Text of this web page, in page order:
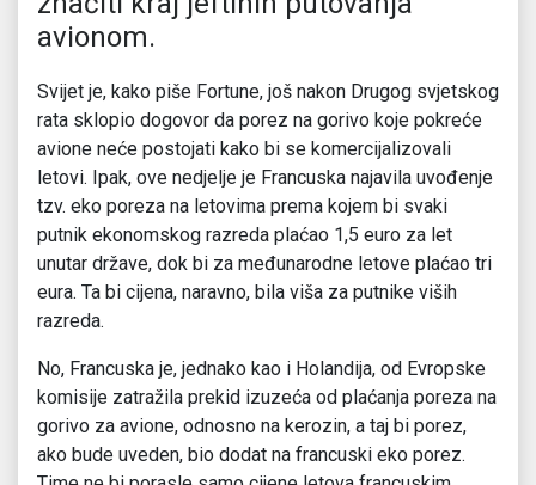
avionom.
Svijet je, kako piše Fortune, još nakon Drugog svjetskog
rata sklopio dogovor da porez na gorivo koje pokreće
avione neće postojati kako bi se komercijalizovali
letovi. Ipak, ove nedjelje je Francuska najavila uvođenje
tzv. eko poreza na letovima prema kojem bi svaki
putnik ekonomskog razreda plaćao 1,5 euro za let
unutar države, dok bi za međunarodne letove plaćao tri
eura. Ta bi cijena, naravno, bila viša za putnike viših
razreda.
No, Francuska je, jednako kao i Holandija, od Evropske
komisije zatražila prekid izuzeća od plaćanja poreza na
gorivo za avione, odnosno na kerozin, a taj bi porez,
ako bude uveden, bio dodat na francuski eko porez.